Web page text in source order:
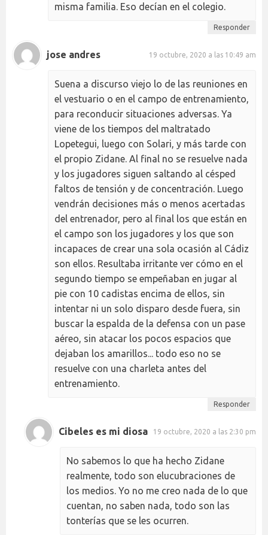
misma familia. Eso decían en el colegio.
Responder
jose andres 19 octubre, 2020 a las 10:49 am
Suena a discurso viejo lo de las reuniones en
el vestuario o en el campo de entrenamiento,
para reconducir situaciones adversas. Ya
viene de los tiempos del maltratado
Lopetegui, luego con Solari, y más tarde con
el propio Zidane. Al final no se resuelve nada
y los jugadores siguen saltando al césped
faltos de tensión y de concentración. Luego
vendrán decisiones más o menos acertadas
del entrenador, pero al final los que están en
el campo son los jugadores y los que son
incapaces de crear una sola ocasión al Cádiz
son ellos. Resultaba irritante ver cómo en el
segundo tiempo se empeñaban en jugar al
pie con 10 cadistas encima de ellos, sin
intentar ni un solo disparo desde fuera, sin
buscar la espalda de la defensa con un pase
aéreo, sin atacar los pocos espacios que
dejaban los amarillos... todo eso no se
resuelve con una charleta antes del
entrenamiento.
Responder
Cibeles es mi diosa 19 octubre, 2020 a las 2:30 pm
No sabemos lo que ha hecho Zidane
realmente, todo son elucubraciones de
los medios. Yo no me creo nada de lo que
cuentan, no saben nada, todo son las
tonterías que se les ocurren.